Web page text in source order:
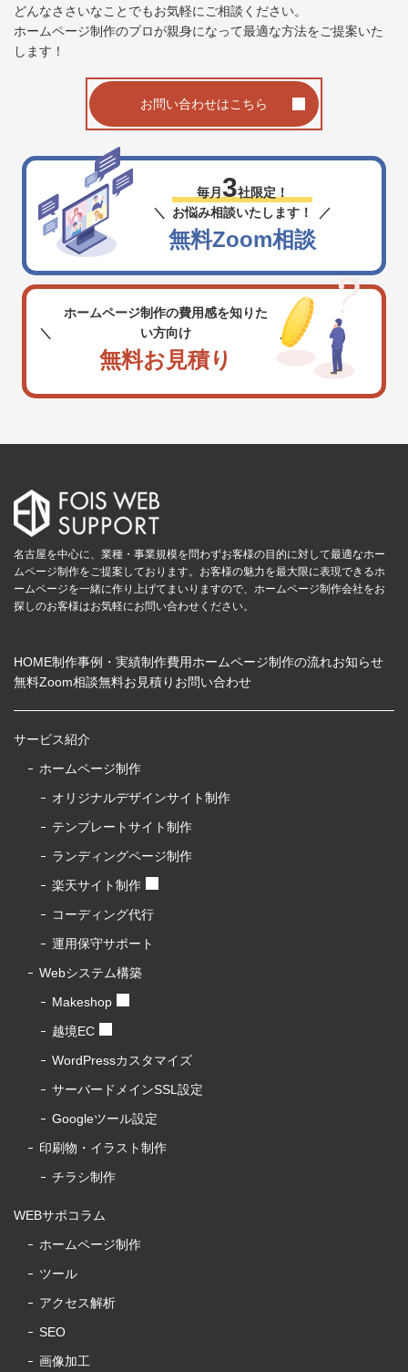
どんなささいなことでもお気軽にご相談ください。
ホームページ制作のプロが親身になって最適な方法をご提案いた
します！
お問い合わせはこちら
毎月 3社限定！
お悩み相談いたします！
無料Zoom相談
ホームページ制作の費用感を知りた
い方向け
無料お見積り
名古屋を中心に、業種・事業規模を問わずお客様の目的に対して最適なホー
ムページ制作をご提案しております。お客様の魅力を最大限に表現できるホ
ームページを一緒に作り上げてまいりますので、ホームページ制作会社をお
探しのお客様はお気軽にお問い合わせください。
HOME制作事例・実績制作費用ホームページ制作の流れお知らせ
無料Zoom相談無料お見積り お問い合わせ
サービス紹介
ホームページ制作
オリジナルデザインサイト制作
テンプレートサイト制作
ランディングページ制作
楽天サイト制作
コーディング代行
運用保守サポート
Webシステム構築
Makeshop
越境EC
WordPressカスタマイズ
サーバードメインSSL設定
Googleツール設定
印刷物・イラスト制作
チラシ制作
WEBサポコラム
ホームページ制作
ツール
アクセス解析
SEO
画像加工